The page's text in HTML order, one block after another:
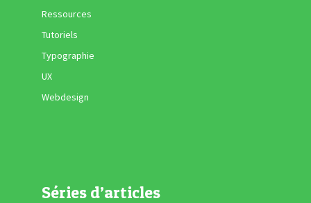
Ressources
Tutoriels
Typographie
UX
Webdesign
Séries d’articles